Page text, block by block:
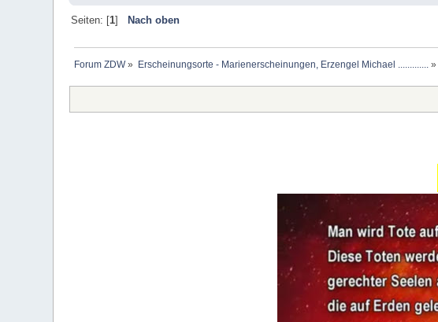
Seiten: [1]
Nach oben
Forum ZDW» Erscheinungsorte - Marienerscheinungen, Erzengel Michael .............»